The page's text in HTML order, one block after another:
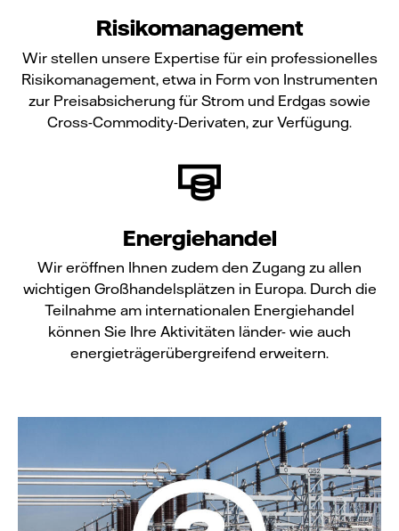
Risikomanagement
Wir stellen unsere Expertise für ein professionelles
Risikomanagement, etwa in Form von Instrumenten
zur Preisabsicherung für Strom und Erdgas sowie
Cross-Commodity-Derivaten, zur Verfügung.
Energiehandel
Wir eröffnen Ihnen zudem den Zugang zu allen
wichtigen Großhandelsplätzen in Europa. Durch die
Teilnahme am internationalen Energiehandel
können Sie Ihre Aktivitäten länder- wie auch
energieträgerübergreifend erweitern.